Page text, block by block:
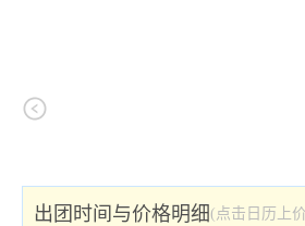
出团时间与价格明细(点击日历上